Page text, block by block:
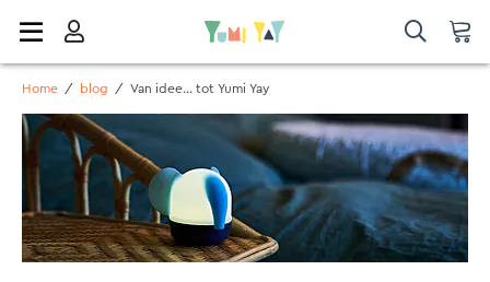
Home / blog / Van idee... tot Yumi Yay